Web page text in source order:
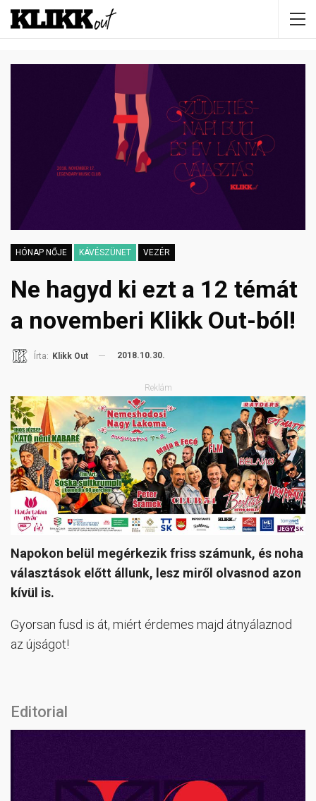
HÓNAP NŐJE KÁVÉSZÜNET VEZÉR
Ne hagyd ki ezt a 12 témát
a novemberi Klikk Out-ból!
Írta: Klikk Out 2018.10.30.
Reklám
Napokon belül megérkezik friss számunk, és noha
választások előtt állunk, lesz miről olvasnod azon
kívül is.
Gyorsan fusd is át, miért érdemes majd átnyálaznod
az újságot!
Editorial